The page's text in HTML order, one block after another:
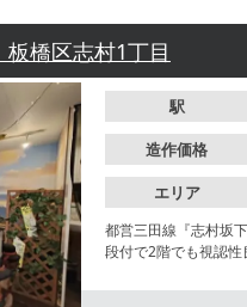
橋区志村1丁目
駅
造作価格
エリア
都営三田線『志村坂
段付で2階でも視認性